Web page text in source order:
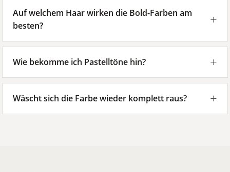
Auf welchem Haar wirken die Bold-Farben am
besten?
Wie bekomme ich Pastelltöne hin?
Wäscht sich die Farbe wieder komplett raus?